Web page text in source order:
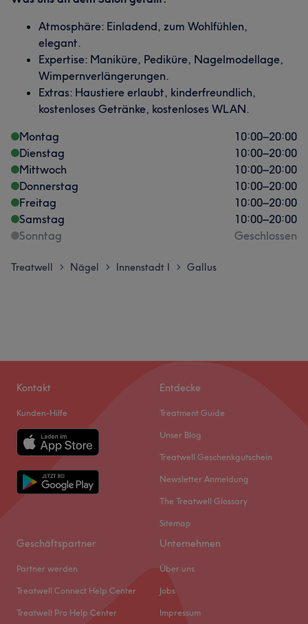
Atmosphäre: Einladend, zum Wohlfühlen,
elegant.
Expertise: Maniküre, Pediküre, Nagelmodellage,
Wimpernverlängerungen.
Extras: Haustiere erlaubt, kinderfreundlich,
kostenloses Getränke, kostenloses WLAN.
Montag
10:00–20:00
Dienstag
10:00–20:00
Mittwoch
10:00–20:00
Donnerstag
10:00–20:00
Freitag
10:00–20:00
Samstag
10:00–20:00
Sonntag
Geschlossen
Treatwell > Nägel > Innenstadt I > Gallus
Kontakt
Kunden-Hilfe
Entdecke
Treatment Guide
Unser Blog
Treatwell Geschenkgutschein
Newsletter Anmeldung
The Treatwell Glossary
Sitemap
Geschäftspartner
Partner werden
Treatwell Connect Help Center
Treatwell Pro Help Center
Unternehmen
Über uns
Jobs
Impressum